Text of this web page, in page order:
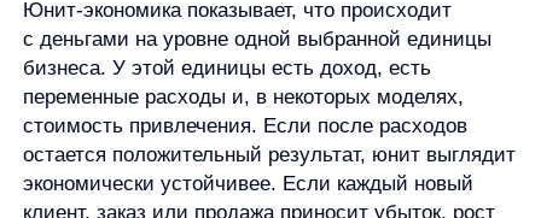
подписка;
товарная единица;
товарная категория;
канал привлечения;
пользовательский сегмент.
Важно не путать выручку и прибыльность. Высокий
чек сам по себе не означает, что заказ выгоден.
Из него нужно вычесть себестоимость, логистику,